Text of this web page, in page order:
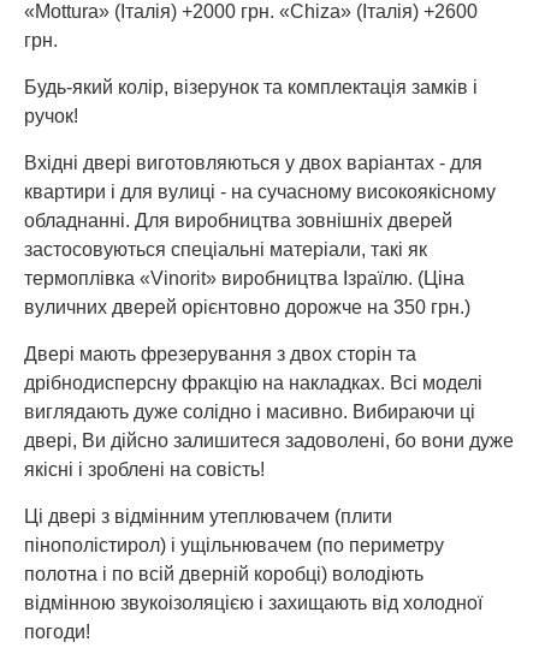
«Mottura» (Італія) +2000 грн. «Chiza» (Італія) +2600
грн.
Будь-який колір, візерунок та комплектація замків і
ручок!
Вхідні двері виготовляються у двох варіантах - для
квартири і для вулиці - на сучасному високоякісному
обладнанні. Для виробництва зовнішніх дверей
застосовуються спеціальні матеріали, такі як
термоплівка «Vinorit» виробництва Ізраїлю. (Ціна
вуличних дверей орієнтовно дорожче на 350 грн.)
Двері мають фрезерування з двох сторін та
дрібнодисперсну фракцію на накладках. Всі моделі
виглядають дуже солідно і масивно. Вибираючи ці
двері, Ви дійсно залишитеся задоволені, бо вони дуже
якісні і зроблені на совість!
Ці двері з відмінним утеплювачем (плити
пінополістирол) і ущільнювачем (по периметру
полотна і по всій дверній коробці) володіють
відмінною звукоізоляцією і захищають від холодної
погоди!